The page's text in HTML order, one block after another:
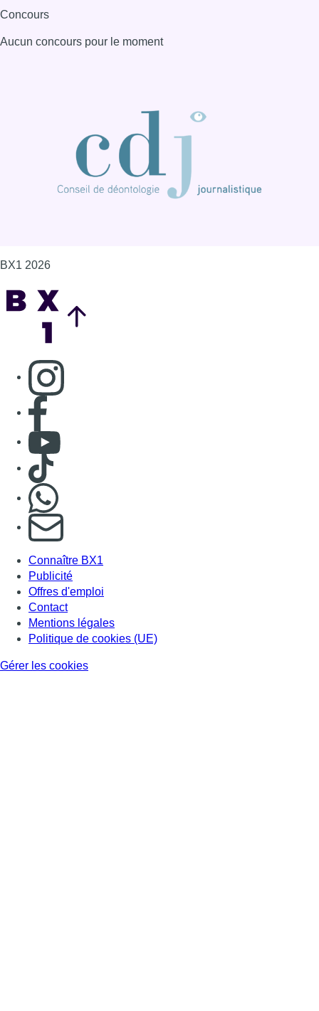
Concours
Aucun concours pour le moment
BX1 2026
Consulter page Instagram
Consulter page Facebook
Consulter Youtube
Consulter TikTok
S'abonner à notre newsletter
Connaître BX1
Publicité
Offres d'emploi
Contact
Mentions légales
Politique de cookies (UE)
Gérer les cookies